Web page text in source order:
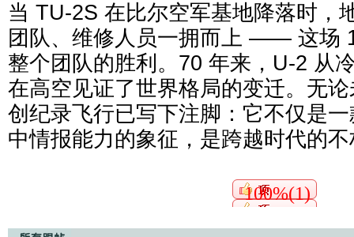
当 TU-2S 在比尔空军基地降落时，
团队、维修人员一拥而上 —— 这场
整个团队的胜利。70 年来，U-2 从
在高空见证了世界格局的变迁。无
创纪录飞行已写下注脚：它不仅是
中情报能力的象征，是跨越时代的
100%(1)